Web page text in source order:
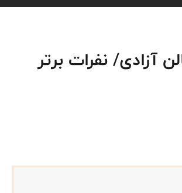
آزادی/ نفرات برتر